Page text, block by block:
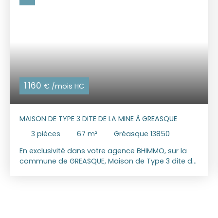
1 160 € /mois HC
MAISON DE TYPE 3 DITE DE LA MINE À GREASQUE
3 pièces 67 m²
Gréasque 13850
En exclusivité dans votre agence BHIMMO, sur la
commune de GREASQUE, Maison de Type 3 dite de